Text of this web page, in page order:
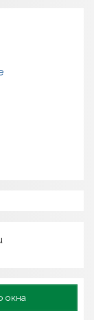
окна